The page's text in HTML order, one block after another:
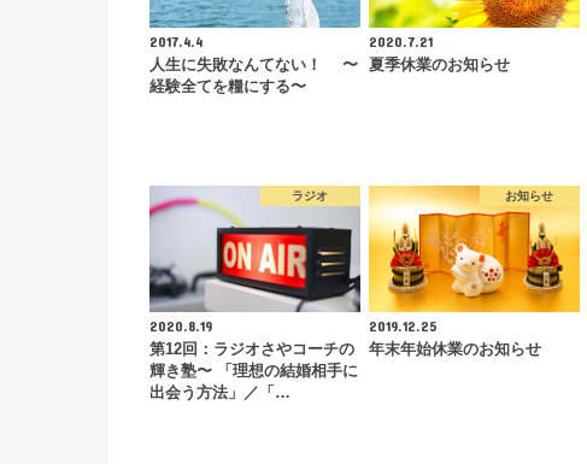
2017.4.4
人生に失敗なんてない！ 〜
経験全てを糧にする〜
2020.7.21
夏季休業のお知らせ
ラジオ
2020.8.19
第12回：ラジオさやコーチの
輝き塾〜 「理想の結婚相手に
出会う方法」／「…
お知らせ
2019.12.25
年末年始休業のお知らせ